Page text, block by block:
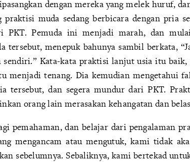
dengan mereka yang melek huruf,
praktisi muda sedang berbicara dengan pria
PKT. Pemuda ini menjadi marah, dan
tersebut, menepuk bahunya sambil berkata,
sendiri.” Kata-kata praktisi lanjut usia itu
menjadi tenang. Dia kemudian mengetahui
tersebut, dan segera mundur dari PKT.
orang lain merasakan kehangatan dan
pemahaman, dan belajar dari pengalaman
mengancam atau mengutuk, kami tidak
sebelumnya. Sebaliknya, kami bertekad